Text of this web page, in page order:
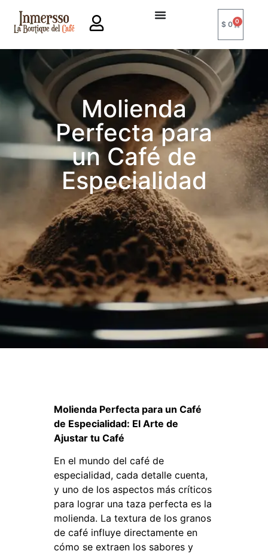
$0 0
Molienda
Perfecta para
un Café de
Especialidad
Molienda Perfecta para un Café
de Especialidad: El Arte de
Ajustar tu Café
En el mundo del café de
especialidad, cada detalle cuenta,
y uno de los aspectos más críticos
para lograr una taza perfecta es la
molienda. La textura de los granos
de café influye directamente en
cómo se extraen los sabores y